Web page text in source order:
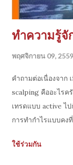
vyO...
ทำความรู้จั
พฤศจิกายน 09, 2559
คำถามต่อเนื่องจาก
scalping คืออะไรค
เทรดแบบ active ไ
การทำกำไรแบบคง
คล่องของตลาด (ไม่
ใช้ร่วมกัน